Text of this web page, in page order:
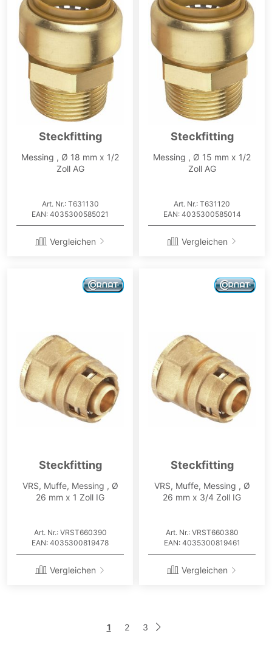
Steckfitting
Messing , Ø 18 mm x 1/2
Zoll AG
Art. Nr.: T631130
EAN: 4035300585021
Vergleichen
Steckfitting
Messing , Ø 15 mm x 1/2
Zoll AG
Art. Nr.: T631120
EAN: 4035300585014
Vergleichen
Steckfitting
VRS, Muffe, Messing , Ø
26 mm x 1 Zoll IG
Art. Nr.: VRST660390
EAN: 4035300819478
Vergleichen
Steckfitting
VRS, Muffe, Messing , Ø
26 mm x 3/4 Zoll IG
Art. Nr.: VRST660380
EAN: 4035300819461
Vergleichen
Sie
1 Seite
2 Seite
3 Seite
Weiter